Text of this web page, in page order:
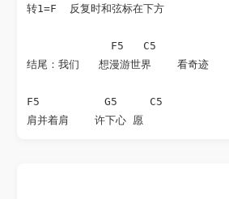
转1=F  反复时和弦标在下方
F5   C5
结尾：我们   想漫游世界    看奇迹
F5          G5     C5